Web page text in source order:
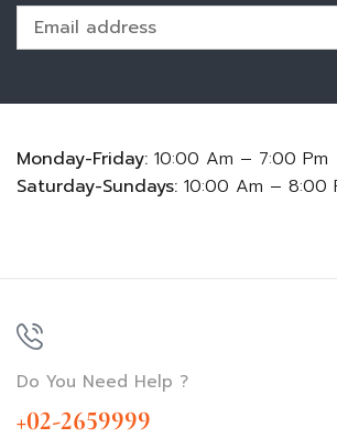
Monday-Friday: 10:00 Am – 7:00 Pm
Saturday-Sundays: 10:00 Am – 8:00
Do You Need Help ?
+02-2659999